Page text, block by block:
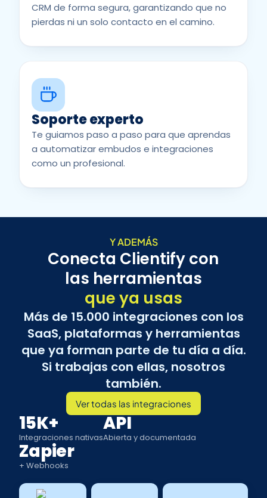
CRM de forma segura, garantizando que no
pierdas ni un solo contacto en el camino.
Soporte experto
Te guiamos paso a paso para que aprendas
a automatizar embudos e integraciones
como un profesional.
Y ADEMÁS
Conecta Clientify con
las herramientas
que ya usas
Más de 15.000 integraciones con los
SaaS, plataformas y herramientas
que ya forman parte de tu día a día.
Si trabajas con ellas, nosotros
también.
Ver todas las integraciones
15K+
Integraciones nativas
API
Abierta y documentada
Zapier
+ Webhooks